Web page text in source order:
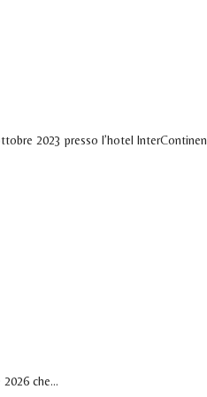
2023 presso l’hotel
che...